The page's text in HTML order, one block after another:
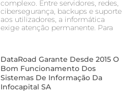
complexo. Entre servidores, redes,
cibersegurança, backups e suporte
aos utilizadores, a informática
exige atenção permanente. Para
DataRoad Garante Desde 2015 O
Bom Funcionamento Dos
Sistemas De Informação Da
Infocapital SA